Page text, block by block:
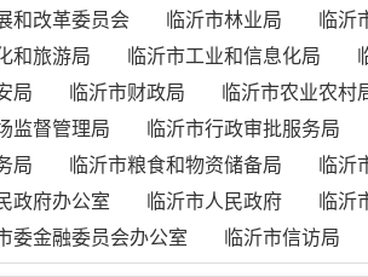
和改革委员会 临沂市林业局 临沂
和旅游局
临沂市工业和信息化局
局
临沂市财政局 临沂市农业农村
监督管理局
临沂市行政审批服务局
局
临沂市粮食和物资储备局 临沂
政府办公室
临沂市人民政府 临沂
委金融委员会办公室
临沂市信访局